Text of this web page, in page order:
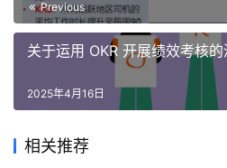
Previous
关于运用 OKR 开展绩效考核
2025年4月16日
相关推荐